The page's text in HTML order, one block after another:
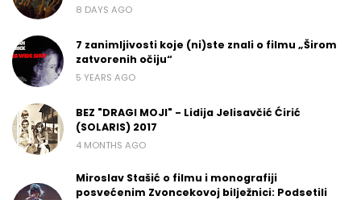
8 DAYS AGO
7 zanimljivosti koje (ni)ste znali o filmu „Širom
zatvorenih očiju“
5 YEARS AGO
BEZ "DRAGI MOJI" - Lidija Jelisavčić Ćirić
(SOLARIS) 2017
4 MONTHS AGO
Miroslav Stašić o filmu i monografiji
posvećenim Zvoncekovoj bilježnici: Podsetili